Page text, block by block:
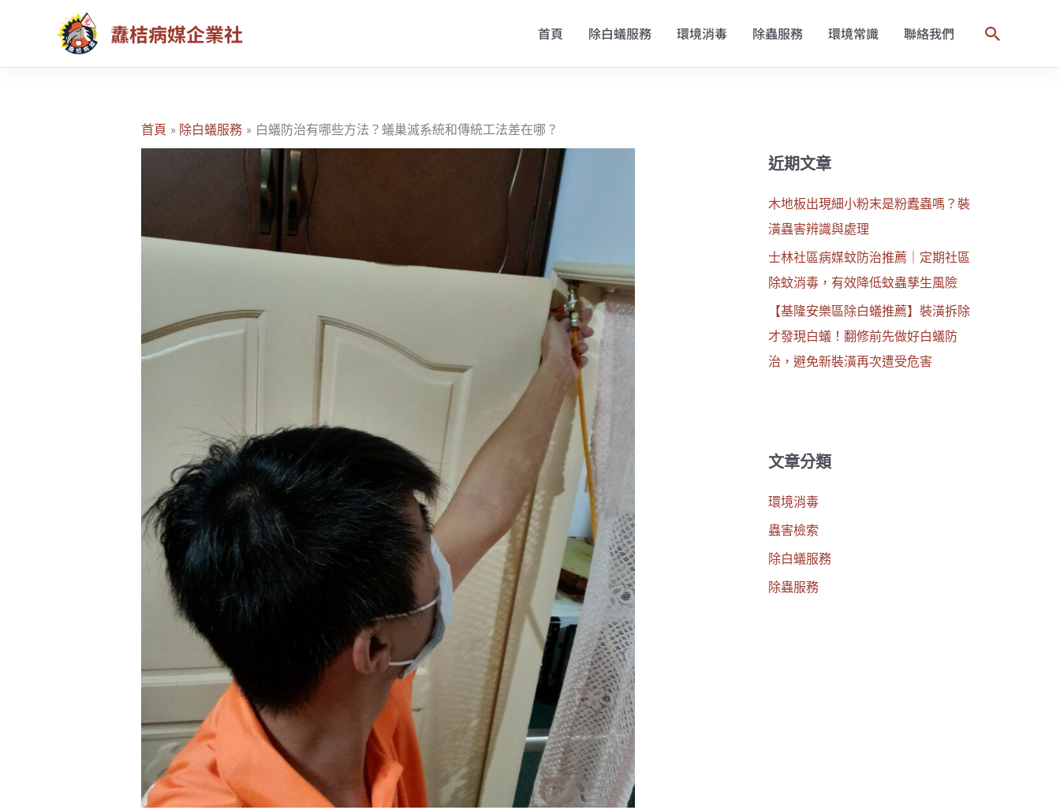
纛桔病媒企業社 首頁 除白蟻服務 環境消毒 除蟲服務 環境常識 聯絡我們
搜
尋
首頁 除白蟻服務 白蟻防治有哪些方法？蟻巢滅系統和傳統工法差在哪？
近期文章
木地板出現細小粉末是粉蠹蟲嗎？裝
潢蟲害辨識與處理
士林社區病媒蚊防治推薦｜定期社區
除蚊消毒，有效降低蚊蟲孳生風險
【基隆安樂區除白蟻推薦】裝潢拆除
才發現白蟻！翻修前先做好白蟻防
治，避免新裝潢再次遭受危害
文章分類
環境消毒
蟲害檢索
除白蟻服務
除蟲服務